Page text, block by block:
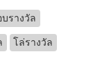
รางวัล
โล่รางวัล